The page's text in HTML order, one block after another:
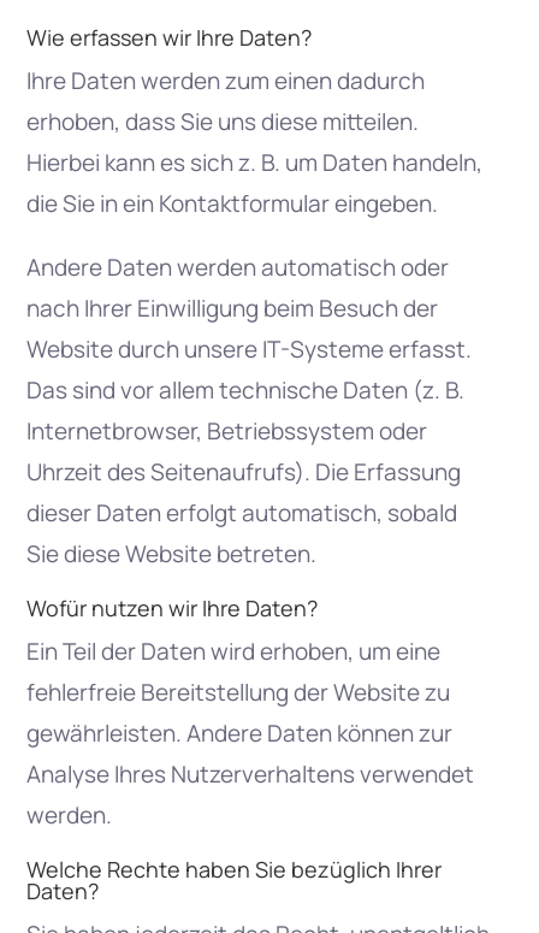
Wie erfassen wir Ihre Daten?
Ihre Daten werden zum einen dadurch
erhoben, dass Sie uns diese mitteilen.
Hierbei kann es sich z. B. um Daten handeln,
die Sie in ein Kontaktformular eingeben.
Andere Daten werden automatisch oder
nach Ihrer Einwilligung beim Besuch der
Website durch unsere IT-Systeme erfasst.
Das sind vor allem technische Daten (z. B.
Internetbrowser, Betriebssystem oder
Uhrzeit des Seitenaufrufs). Die Erfassung
dieser Daten erfolgt automatisch, sobald
Sie diese Website betreten.
Wofür nutzen wir Ihre Daten?
Ein Teil der Daten wird erhoben, um eine
fehlerfreie Bereitstellung der Website zu
gewährleisten. Andere Daten können zur
Analyse Ihres Nutzerverhaltens verwendet
werden.
Welche Rechte haben Sie bezüglich Ihrer
Daten?